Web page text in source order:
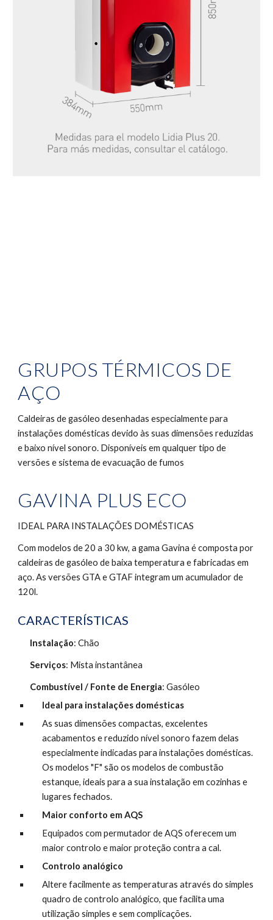
GRUPOS TÉRMICOS DE
AÇO
Caldeiras de gasóleo desenhadas especialmente para
instalações domésticas devido às suas dimensões reduzidas
e baixo nível sonoro. Disponíveis em qualquer tipo de
versões e sistema de evacuação de fumos
GAVINA PLUS ECO
IDEAL PARA INSTALAÇÕES DOMÉSTICAS
Com modelos de 20 a 30 kw, a gama Gavina é composta por
caldeiras de gasóleo de baixa temperatura e fabricadas em
aço. As versões GTA e GTAF integram um acumulador de
120l.
CARACTERÍSTICAS
Instalação: Chão
Serviços: Mista instantânea
Combustível / Fonte de Energia: Gasóleo
Ideal para instalações domésticas
As suas dimensões compactas, excelentes
acabamentos e reduzido nível sonoro fazem delas
especialmente indicadas para instalações domésticas.
Os modelos "F" são os modelos de combustão
estanque, ideais para a sua instalação em cozinhas e
lugares fechados.
Maior conforto em AQS
Equipados com permutador de AQS oferecem um
maior controlo e maior proteção contra a cal.
Controlo analógico
Altere facilmente as temperaturas através do simples
quadro de controlo analógico, que facilita uma
utilização simples e sem complicações.